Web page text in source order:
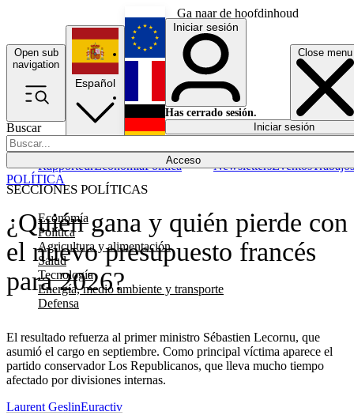
Ga naar de hoofdinhoud
Open sub
navigation
Close menu
Buscar
Acceso
SECCIONES POLÍTICAS
Economía
Política
Agricultura y alimentación
Salud
Tecnología
Energía, medio ambiente y transporte
Defensa
RapporteurEconomíaPolítica NewslettersEventosTrabajos
Español
English
Français
Iniciar sesión
Has cerrado sesión.
Iniciar sesión
¿Quién gana y quién pierde con
el nuevo presupuesto francés
para 2026?
El resultado refuerza al primer ministro Sébastien Lecornu, que
asumió el cargo en septiembre. Como principal víctima aparece el
partido conservador Los Republicanos, que lleva mucho tiempo
afectado por divisiones internas.
POLÍTICA
Laurent GeslinEuractiv